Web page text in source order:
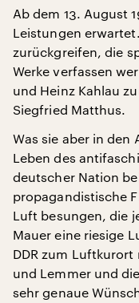
Ab dem 13. August
Leistungen
zurückgreifen, die
Werke verfassen
und Heinz Kahlau
Siegfried Matthus.
Was sie aber in den
Leben des
deutscher Nation
propagandistische
Luft besungen, die
Mauer eine riesige
DDR zum
und Lemmer und
sehr genaue